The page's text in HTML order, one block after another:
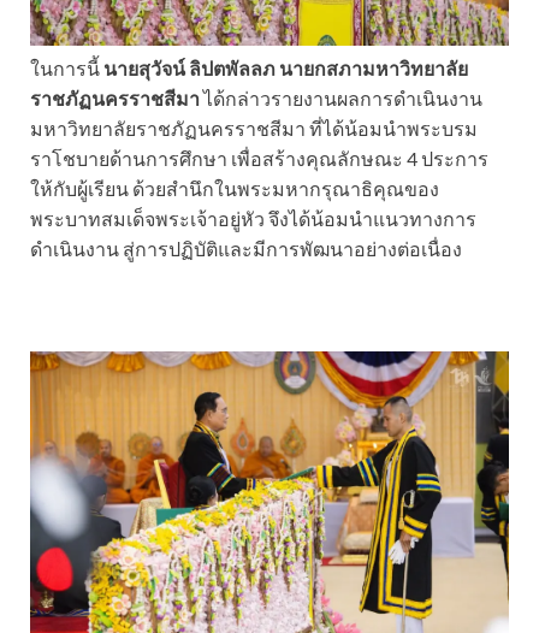
ในการนี้ นายสุวัจน์ ลิปตพัลลภ นายกสภามหาวิทยาลัย
ราชภัฏนครราชสีมาได้กล่าวรายงานผลการดำเนินงาน
มหาวิทยาลัยราชภัฏนครราชสีมา ที่ได้น้อมนำพระบรม
ราโชบายด้านการศึกษา เพื่อสร้างคุณลักษณะ 4 ประการ
ให้กับผู้เรียน ด้วยสำนึกในพระมหากรุณาธิคุณของ
พระบาทสมเด็จพระเจ้าอยู่หัว จึงได้น้อมนำแนวทางการ
ดำเนินงาน สู่การปฏิบัติและมีการพัฒนาอย่างต่อเนื่อง